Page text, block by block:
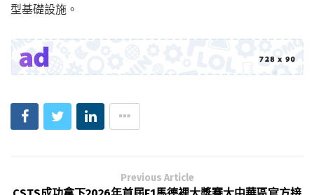
型基礎設施。
Previous Article